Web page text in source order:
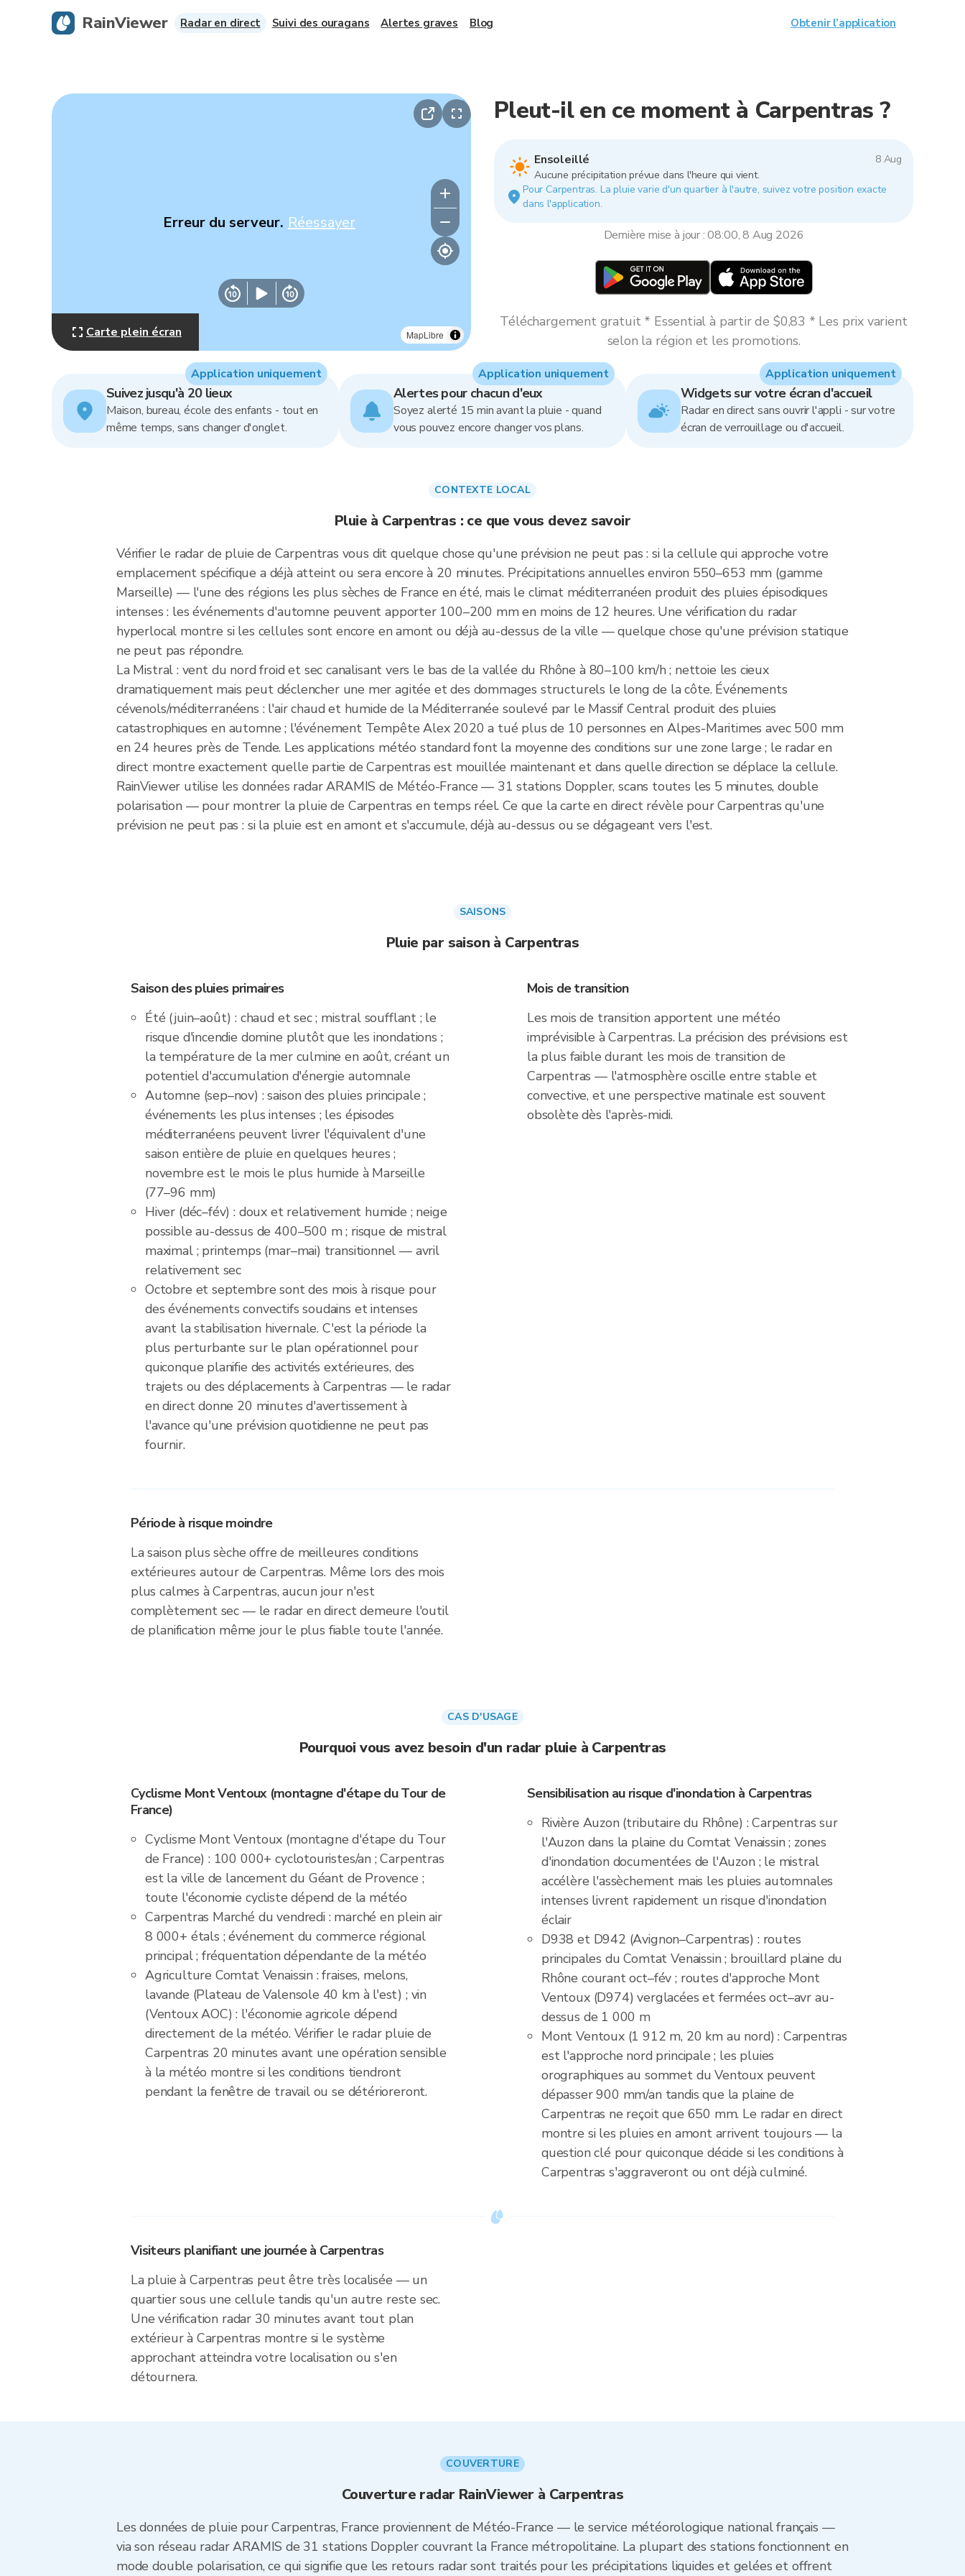
MapLibre
Erreur du serveur. Réessayer
Carte plein écran
Pleut-il en ce moment à Carpentras ?
Ensoleillé
8 Aug
Aucune précipitation prévue dans l'heure qui vient.
Pour Carpentras. La pluie varie d'un quartier à l'autre, suivez votre position exacte
dans l'application.
Dernière mise à jour : 08:00, 8 Aug 2026
Téléchargement gratuit * Essential à partir de $0,83 * Les prix varient
selon la région et les promotions.
Suivez jusqu'à 20 lieux
Maison, bureau, école des enfants - tout en
même temps, sans changer d'onglet.
Application uniquement
Alertes pour chacun d'eux
Soyez alerté 15 min avant la pluie - quand
vous pouvez encore changer vos plans.
Application uniquement
Widgets sur votre écran d'accueil
Radar en direct sans ouvrir l'appli - sur votre
écran de verrouillage ou d'accueil.
Application uniquement
CONTEXTE LOCAL
Pluie à Carpentras : ce que vous devez savoir
Vérifier le radar de pluie de Carpentras vous dit quelque chose qu'une prévision ne peut pas : si la cellule qui approche votre
emplacement spécifique a déjà atteint ou sera encore à 20 minutes. Précipitations annuelles environ 550–653 mm (gamme
Marseille) — l'une des régions les plus sèches de France en été, mais le climat méditerranéen produit des pluies épisodiques
intenses : les événements d'automne peuvent apporter 100–200 mm en moins de 12 heures. Une vérification du radar
hyperlocal montre si les cellules sont encore en amont ou déjà au-dessus de la ville — quelque chose qu'une prévision statique
ne peut pas répondre.
La Mistral : vent du nord froid et sec canalisant vers le bas de la vallée du Rhône à 80–100 km/h ; nettoie les cieux
dramatiquement mais peut déclencher une mer agitée et des dommages structurels le long de la côte. Événements
cévenols/méditerranéens : l'air chaud et humide de la Méditerranée soulevé par le Massif Central produit des pluies
catastrophiques en automne ; l'événement Tempête Alex 2020 a tué plus de 10 personnes en Alpes-Maritimes avec 500 mm
en 24 heures près de Tende. Les applications météo standard font la moyenne des conditions sur une zone large ; le radar en
direct montre exactement quelle partie de Carpentras est mouillée maintenant et dans quelle direction se déplace la cellule.
RainViewer utilise les données radar ARAMIS de Météo-France — 31 stations Doppler, scans toutes les 5 minutes, double
polarisation — pour montrer la pluie de Carpentras en temps réel. Ce que la carte en direct révèle pour Carpentras qu'une
prévision ne peut pas : si la pluie est en amont et s'accumule, déjà au-dessus ou se dégageant vers l'est.
SAISONS
Pluie par saison à Carpentras
Saison des pluies primaires
Été (juin–août) : chaud et sec ; mistral soufflant ; le
risque d'incendie domine plutôt que les inondations ;
la température de la mer culmine en août, créant un
potentiel d'accumulation d'énergie automnale
Automne (sep–nov) : saison des pluies principale ;
événements les plus intenses ; les épisodes
méditerranéens peuvent livrer l'équivalent d'une
saison entière de pluie en quelques heures ;
novembre est le mois le plus humide à Marseille
(77–96 mm)
Hiver (déc–fév) : doux et relativement humide ; neige
possible au-dessus de 400–500 m ; risque de mistral
maximal ; printemps (mar–mai) transitionnel — avril
relativement sec
Octobre et septembre sont des mois à risque pour
des événements convectifs soudains et intenses
avant la stabilisation hivernale. C'est la période la
plus perturbante sur le plan opérationnel pour
quiconque planifie des activités extérieures, des
trajets ou des déplacements à Carpentras — le radar
en direct donne 20 minutes d'avertissement à
l'avance qu'une prévision quotidienne ne peut pas
fournir.
Mois de transition
Les mois de transition apportent une météo
imprévisible à Carpentras. La précision des prévisions est
la plus faible durant les mois de transition de
Carpentras — l'atmosphère oscille entre stable et
convective, et une perspective matinale est souvent
obsolète dès l'après-midi.
Période à risque moindre
La saison plus sèche offre de meilleures conditions
extérieures autour de Carpentras. Même lors des mois
plus calmes à Carpentras, aucun jour n'est
complètement sec — le radar en direct demeure l'outil
de planification même jour le plus fiable toute l'année.
CAS D'USAGE
Pourquoi vous avez besoin d'un radar pluie à Carpentras
Cyclisme Mont Ventoux (montagne d'étape du Tour de
France)
Cyclisme Mont Ventoux (montagne d'étape du Tour
de France) : 100 000+ cyclotouristes/an ; Carpentras
est la ville de lancement du Géant de Provence ;
toute l'économie cycliste dépend de la météo
Carpentras Marché du vendredi : marché en plein air
8 000+ étals ; événement du commerce régional
principal ; fréquentation dépendante de la météo
Agriculture Comtat Venaissin : fraises, melons,
lavande (Plateau de Valensole 40 km à l'est) ; vin
(Ventoux AOC) : l'économie agricole dépend
directement de la météo. Vérifier le radar pluie de
Carpentras 20 minutes avant une opération sensible
à la météo montre si les conditions tiendront
pendant la fenêtre de travail ou se détérioreront.
Sensibilisation au risque d'inondation à Carpentras
Rivière Auzon (tributaire du Rhône) : Carpentras sur
l'Auzon dans la plaine du Comtat Venaissin ; zones
d'inondation documentées de l'Auzon ; le mistral
accélère l'assèchement mais les pluies automnales
intenses livrent rapidement un risque d'inondation
éclair
D938 et D942 (Avignon–Carpentras) : routes
principales du Comtat Venaissin ; brouillard plaine du
Rhône courant oct–fév ; routes d'approche Mont
Ventoux (D974) verglacées et fermées oct–avr au-
dessus de 1 000 m
Mont Ventoux (1 912 m, 20 km au nord) : Carpentras
est l'approche nord principale ; les pluies
orographiques au sommet du Ventoux peuvent
dépasser 900 mm/an tandis que la plaine de
Carpentras ne reçoit que 650 mm. Le radar en direct
montre si les pluies en amont arrivent toujours — la
question clé pour quiconque décide si les conditions à
Carpentras s'aggraveront ou ont déjà culminé.
Visiteurs planifiant une journée à Carpentras
La pluie à Carpentras peut être très localisée — un
quartier sous une cellule tandis qu'un autre reste sec.
Une vérification radar 30 minutes avant tout plan
extérieur à Carpentras montre si le système
approchant atteindra votre localisation ou s'en
détournera.
COUVERTURE
Couverture radar RainViewer à Carpentras
Les données de pluie pour Carpentras, France proviennent de Météo-France — le service météorologique national français —
via son réseau radar ARAMIS de 31 stations Doppler couvrant la France métropolitaine. La plupart des stations fonctionnent en
mode double polarisation, ce qui signifie que les retours radar sont traités pour les précipitations liquides et gelées et offrent
RainViewer Radar en direct Suivi des ouragans Alertes graves Blog Obtenir l’application